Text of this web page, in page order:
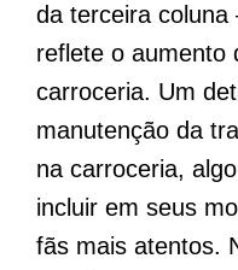
da terceira coluna
reflete o aumento
carroceria. Um
manutenção da
na carroceria,
incluir em seus
fãs mais atentos.